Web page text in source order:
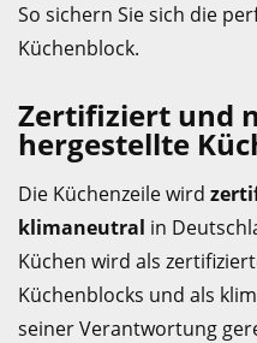
So sichern Sie sich die
Küchenblock.
Zertifiziert und
hergestellte
Die Küchenzeile wird
klimaneutral in
Küchen wird als
Küchenblocks und als
seiner Verantwortung